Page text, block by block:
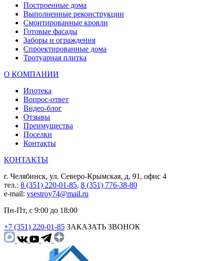
Построенные дома
Выполненные реконструкции
Смонтированные кровли
Готовые фасады
Заборы и ограждения
Спроектированные дома
Тротуарная плитка
О КОМПАНИИ
Ипотека
Вопрос-ответ
Видео-блог
Отзывы
Преимущества
Поселки
Контакты
КОНТАКТЫ
г. Челябинск, ул. Северо-Крымская, д. 91, офис 4
тел.: 8 (351) 220-01-85, 8 (351) 776-38-80
e-mail: vsestroy74@mail.ru
Пн-Пт, с 9:00 до 18:00
+7 (351) 220-01-85 ЗАКАЗАТЬ ЗВОНОК